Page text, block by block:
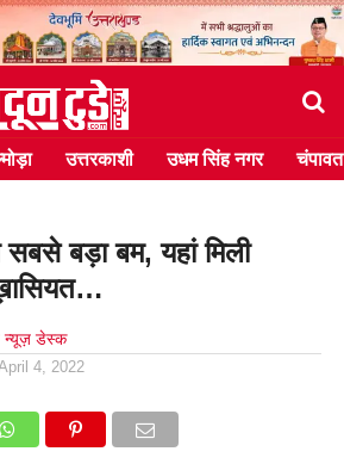
उत्तरकाशी उधम सिंह नगर चंपावत
बड़ा बम, यहां मिली
न्यूज़ डेस्क
4, 2022